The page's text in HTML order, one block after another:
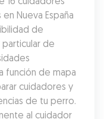
Nueva España
de
de
función de mapa
cuidadores y
de tu perro.
al cuidador